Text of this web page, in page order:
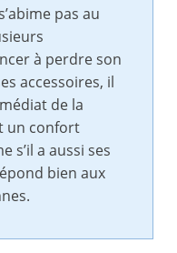
pas au
à perdre son
accessoires, il
de la
un confort
s’il a aussi ses
bien aux